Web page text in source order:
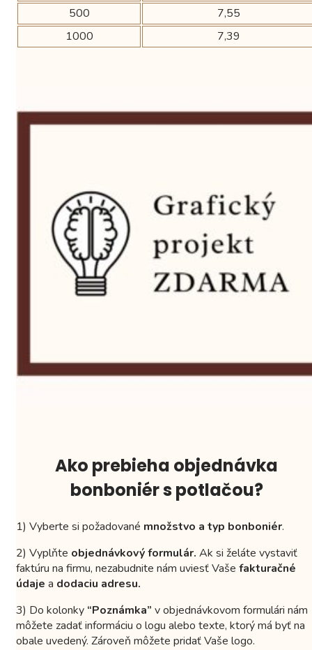
500
7,55
1000
7,39
Ako prebieha objednávka
bonboniér s potlačou?
1) Vyberte si požadované množstvo a typ bonboniér.
2) Vyplňte objednávkový formulár. Ak si želáte vystaviť
faktúru na firmu, nezabudnite nám uviesť Vaše fakturačné
údaje a dodaciu adresu.
3) Do kolonky “Poznámka” v objednávkovom formulári nám
môžete zadať informáciu o logu alebo texte, ktorý má byť na
obale uvedený. Zároveň môžete pridať Vaše logo.